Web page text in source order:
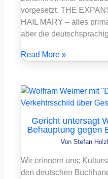
vorgesetzt. THE
HAIL MARY – alles
aber die
Read More »
Gericht untersagt
Behauptung gegen
Von Stefan
Wir erinnern uns:
den deutschen